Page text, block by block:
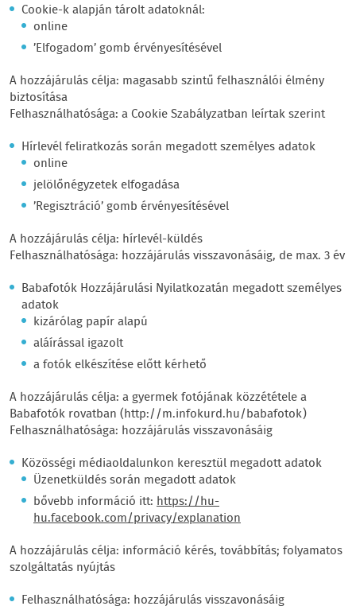
Cookie-k alapján tárolt adatoknál:
online
’Elfogadom’ gomb érvényesítésével
A hozzájárulás célja: magasabb szintű felhasználói élmény
biztosítása
Felhasználhatósága: a Cookie Szabályzatban leírtak szerint
Hírlevél feliratkozás során megadott személyes adatok
online
jelölőnégyzetek elfogadása
’Regisztráció’ gomb érvényesítésével
A hozzájárulás célja: hírlevél-küldés
Felhasználhatósága: hozzájárulás visszavonásáig, de max. 3 év
Babafotók Hozzájárulási Nyilatkozatán megadott személyes
adatok
kizárólag papír alapú
aláírással igazolt
a fotók elkészítése előtt kérhető
A hozzájárulás célja: a gyermek fotójának közzététele a
Babafotók rovatban (http://m.infokurd.hu/babafotok)
Felhasználhatósága: hozzájárulás visszavonásáig
Közösségi médiaoldalunkon keresztül megadott adatok
Üzenetküldés során megadott adatok
bővebb információ itt: https://hu-
hu.facebook.com/privacy/explanation
A hozzájárulás célja: információ kérés, továbbítás; folyamatos
szolgáltatás nyújtás
Felhasználhatósága: hozzájárulás visszavonásáig